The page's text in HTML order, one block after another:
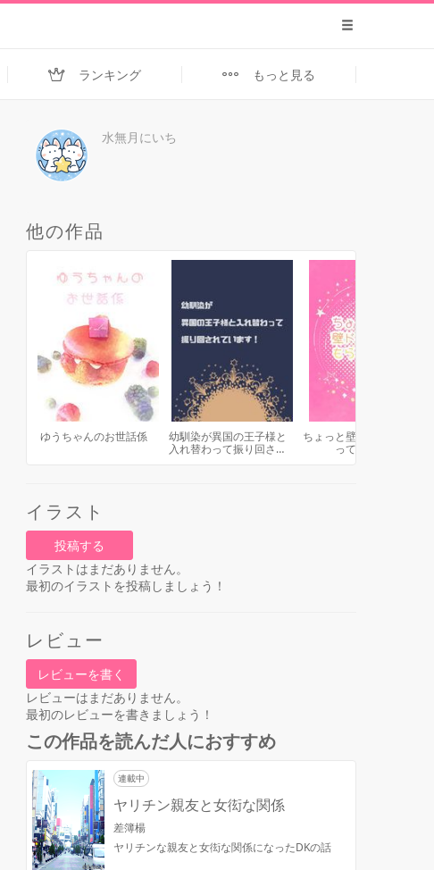
ランキング もっと見る
水無月にいち
他の作品
ゆうちゃんのお世話係
幼馴染が異国の王子様と
入れ替わって振り回され
ちょっと壁ドンしてもら
っていい？
イラスト
投稿する
イラストはまだありません。
最初のイラストを投稿しましょう！
レビュー
レビューを書く
レビューはまだありません。
最初のレビューを書きましょう！
この作品を読んだ人におすすめ
連載中
ヤリチン親友と女衒な関係
差簿楊
ヤリチンな親友と女衒な関係になったDKの話